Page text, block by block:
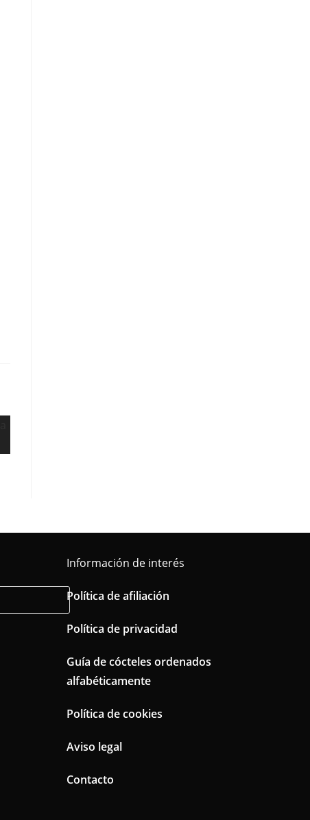
Información de interés
Política de afiliación
Política de privacidad
Guía de cócteles ordenados
alfabéticamente
Política de cookies
Aviso legal
Contacto